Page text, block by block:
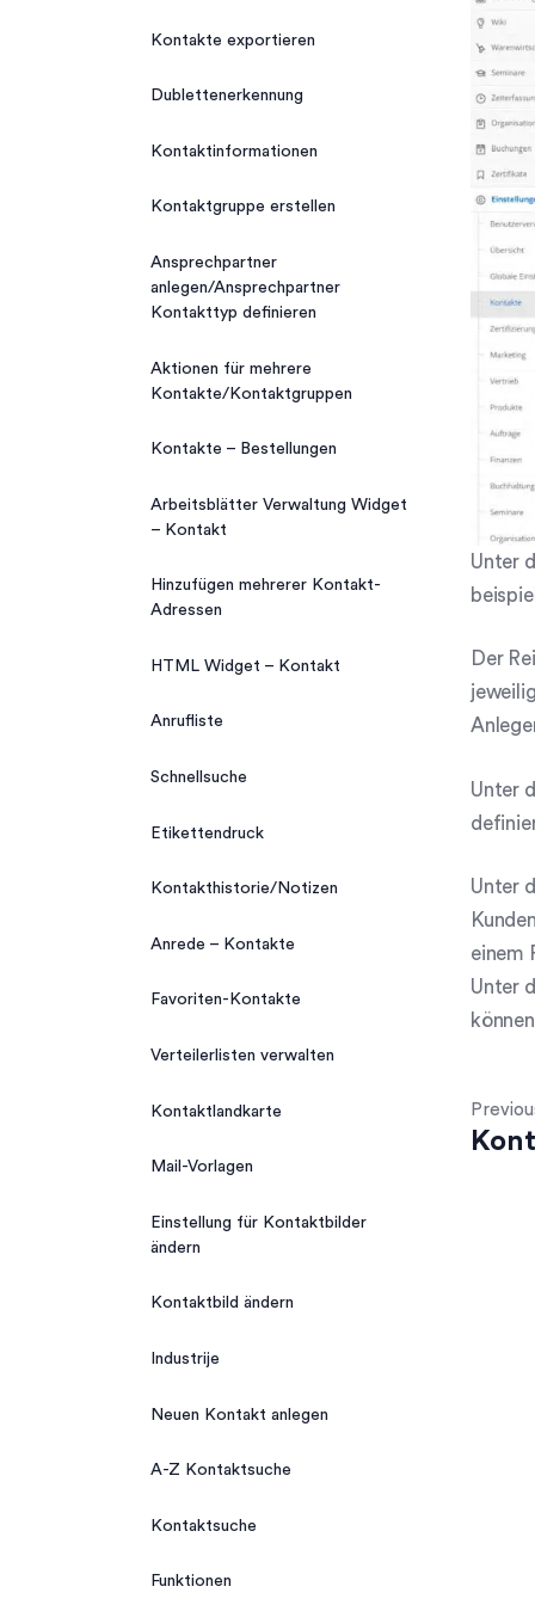
Kontakte exportieren
Dublettenerkennung
Kontaktinformationen
Kontaktgruppe erstellen
Ansprechpartner
anlegen/Ansprechpartner
Kontakttyp definieren
Aktionen für mehrere
Kontakte/Kontaktgruppen
Kontakte – Bestellungen
Arbeitsblätter Verwaltung Widget
– Kontakt
Hinzufügen mehrerer Kontakt-
Adressen
HTML Widget – Kontakt
Anrufliste
Schnellsuche
Etikettendruck
Kontakthistorie/Notizen
Anrede – Kontakte
Favoriten-Kontakte
Verteilerlisten verwalten
Kontaktlandkarte
Mail-Vorlagen
Einstellung für Kontaktbilder
ändern
Kontaktbild ändern
Industrije
Neuen Kontakt anlegen
A-Z Kontaktsuche
Kontaktsuche
Funktionen
Unter
Der
Unter
Unter
einem
Unter